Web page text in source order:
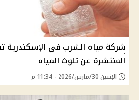
شركة مياه الشرب في الإسكندرية
المنتشرة عن تلوث المياه
الإثنين 30/مارس/2026 - 11:34 م